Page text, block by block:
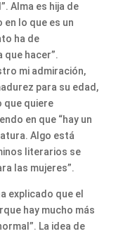
Alma es hija de
lo que es un
ha de
que hacer”.
mi admiración,
para su edad,
que quiere
en que “hay un
Algo está
literarios se
las mujeres”.
explicado que el
hay mucho más
La idea de